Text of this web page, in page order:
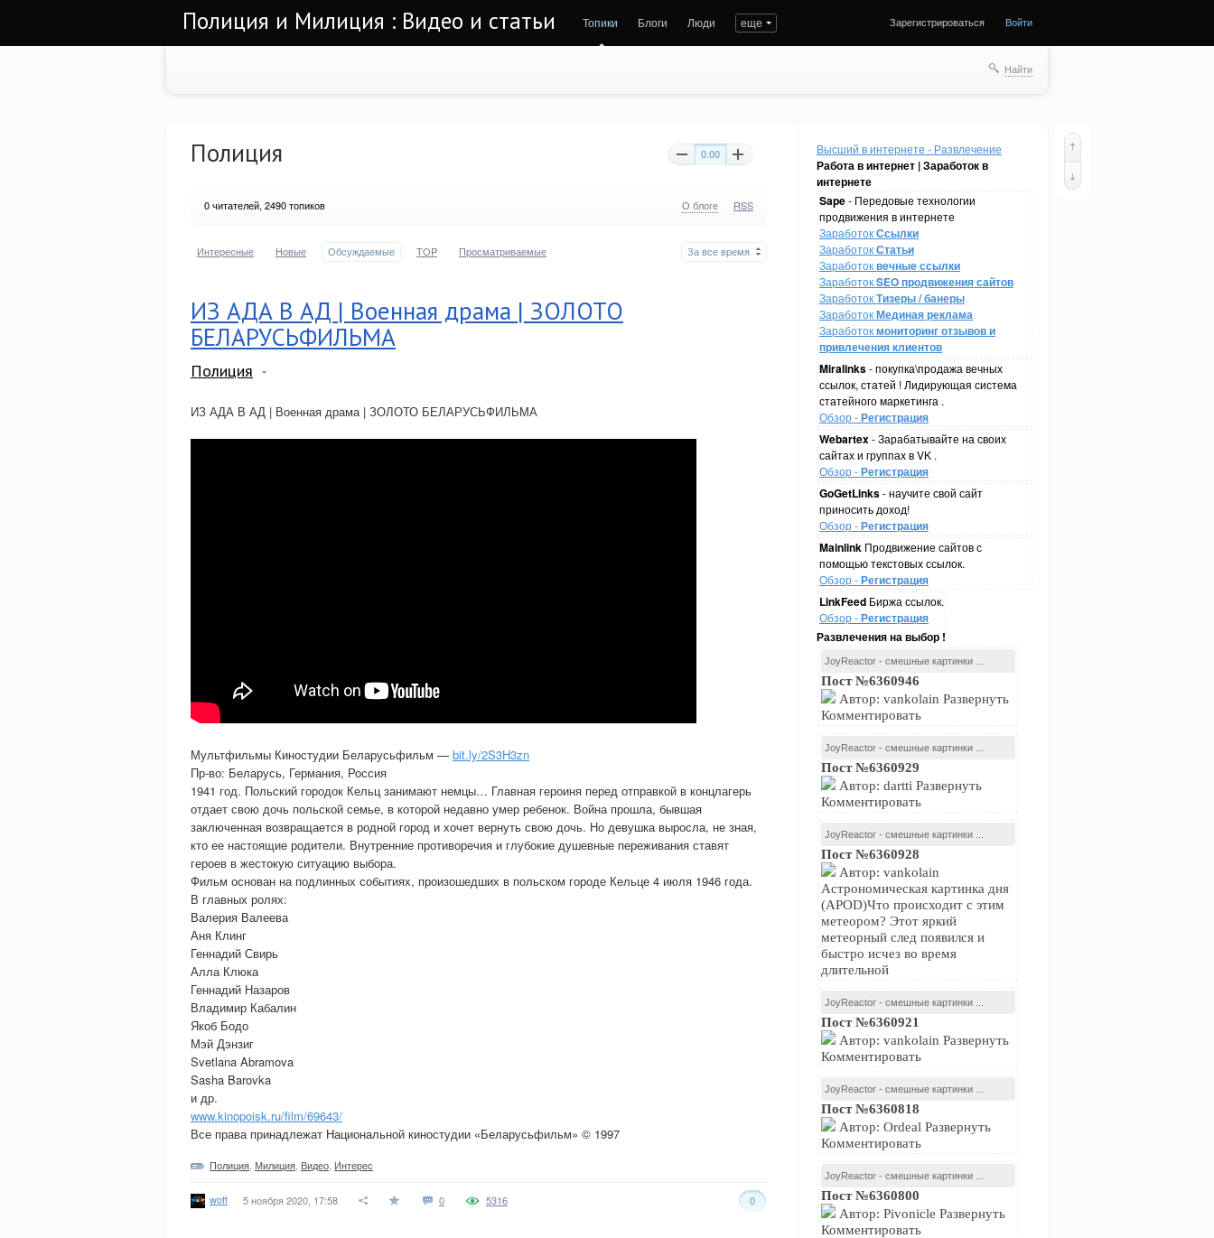
Полиция и Милиция : Видео и статьи Топики Блоги Люди еще Зарегистрироваться Войти
Найти
Высший в интернете - Развлечение
Работа в интернет | Заработок в
интернете
Sape- Передовые технологии
продвижения в интернете
ЗаработокСсылки
ЗаработокСтатьи
Заработоквечные ссылки
ЗаработокSEO продвижения сайтов
ЗаработокТизеры / банеры
ЗаработокМединая реклама
Заработокмониторинг отзывов и
привлечения клиентов
Miralinks- покупка\продажа вечных
ссылок, статей ! Лидирующая система
статейного маркетинга .
Обзор -Регистрация
Webartex- Зарабатывайте на своих
сайтах и группах в VK .
Обзор -Регистрация
GoGetLinks- научите свой сайт
приносить доход!
Обзор -Регистрация
Mainlink Продвижение сайтов с
помощью текстовых ссылок.
Обзор -Регистрация
LinkFeed Биржа ссылок.
Обзор -Регистрация
Развлечения на выбор !
JoyReactor - смешные картинки ...
Пост №6360946
Автор: vankolain Развернуть
Комментировать
JoyReactor - смешные картинки ...
Пост №6360929
Автор: dartti Развернуть
Комментировать
JoyReactor - смешные картинки ...
Пост №6360928
Автор: vankolain
Астрономическая картинка дня
(APOD)Что происходит с этим
метеором? Этот яркий
метеорный след появился и
быстро исчез во время
длительной
JoyReactor - смешные картинки ...
Пост №6360921
Автор: vankolain Развернуть
Комментировать
JoyReactor - смешные картинки ...
Пост №6360818
Автор: Ordeal Развернуть
Комментировать
JoyReactor - смешные картинки ...
Пост №6360800
Автор: Pivonicle Развернуть
Комментировать
Полиция 0.00
0читателей, 2490 топиков О блоге RSS
Интересные Новые Обсуждаемые TOP Просматриваемые За все время
ИЗ АДА В АД | Военная драма | ЗОЛОТО
БЕЛАРУСЬФИЛЬМА
Полиция
ИЗ АДА В АД | Военная драма | ЗОЛОТО БЕЛАРУСЬФИЛЬМА
Мультфильмы Киностудии Беларусьфильм — bit.ly/2S3H3zn
Пр-во: Беларусь, Германия, Россия
1941 год. Польский городок Кельц занимают немцы… Главная героиня перед отправкой в концлагерь
отдает свою дочь польской семье, в которой недавно умер ребенок. Война прошла, бывшая
заключенная возвращается в родной город и хочет вернуть свою дочь. Но девушка выросла, не зная,
кто ее настоящие родители. Внутренние противоречия и глубокие душевные переживания ставят
героев в жестокую ситуацию выбора.
Фильм основан на подлинных событиях, произошедших в польском городе Кельце 4 июля 1946 года.
В главных ролях:
Валерия Валеева
Аня Клинг
Геннадий Свирь
Алла Клюка
Геннадий Назаров
Владимир Кабалин
Якоб Бодо
Мэй Дэнзиг
Svetlana Abramova
Sasha Barovka
и др.
www.kinopoisk.ru/film/69643/
Все права принадлежат Национальной киностудии «Беларусьфильм» © 1997
Полиция Милиция Видео Интерес
woff 5 ноября 2020, 17:58 0 0
5316